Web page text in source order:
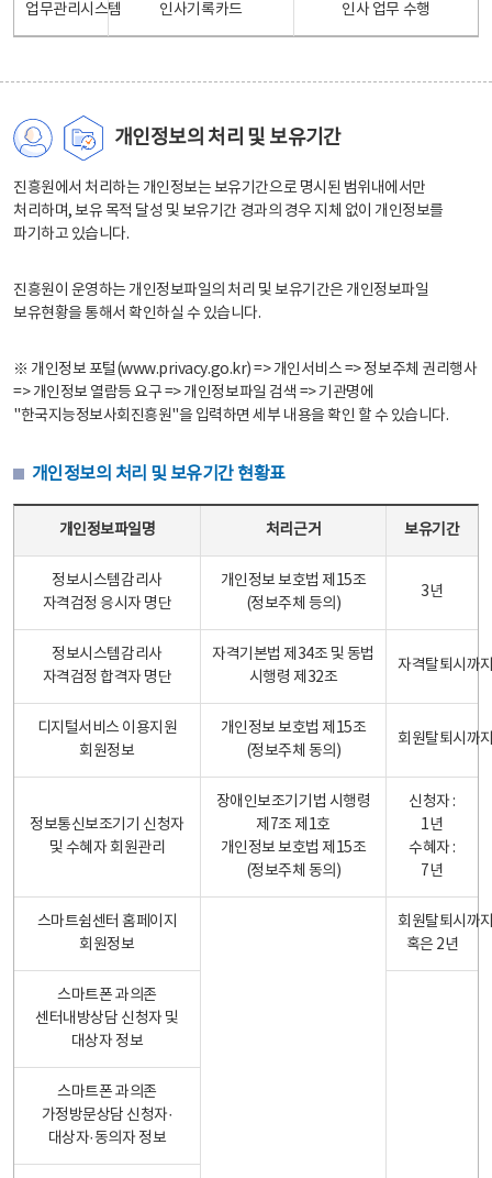
업무관리시스템 인사기록카드 인사 업무 수행
개인정보의 처리 및 보유기간
진흥원에서 처리하는 개인정보는 보유기간으로 명시된 범위내에서만
처리하며, 보유 목적 달성 및 보유기간 경과의 경우 지체 없이 개인정보를
파기하고 있습니다.
진흥원이 운영하는 개인정보파일의 처리 및 보유기간은 개인정보파일
보유현황을 통해서 확인하실 수 있습니다.
※ 개인정보 포털(www.privacy.go.kr) => 개인서비스 => 정보주체 권리행사
=> 개인정보 열람등 요구 => 개인정보파일 검색 => 기관명에
"한국지능정보사회진흥원"을 입력하면 세부 내용을 확인 할 수 있습니다.
개인정보의 처리 및 보유기간 현황표
개인정보파일명 처리근거 보유기간
정보시스템감리사
자격검정 응시자 명단
개인정보 보호법 제15조
(정보주체 등의)
3년
정보시스템감리사
자격검정 합격자 명단
자격기본법 제34조 및 동법
시행령 제32조
자격탈퇴시까
디지털서비스 이용지원
회원정보
개인정보 보호법 제15조
(정보주체 동의)
회원탈퇴시까
정보통신보조기기 신청자
및 수혜자 회원관리
장애인보조기기법 시행령
제7조 제1호
개인정보 보호법 제15조
(정보주체 동의)
신청자 :
1년
수혜자 :
7년
스마트쉼센터 홈페이지
회원정보
회원탈퇴시까
혹은 2년
스마트폰 과의존
센터내방상담 신청자 및
대상자 정보
스마트폰 과의존
가정방문상담 신청자·
대상자·동의자 정보